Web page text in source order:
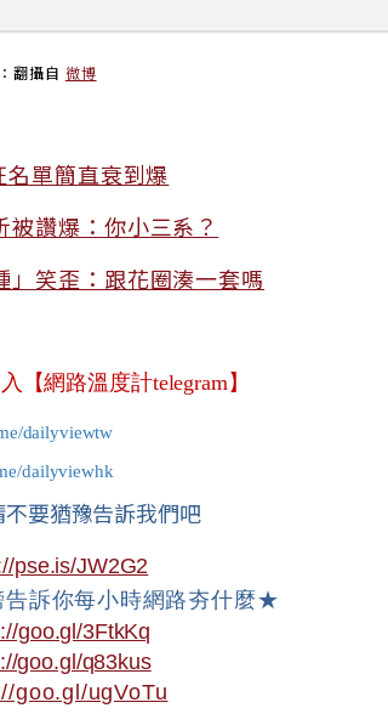
翻攝自 微博
單簡直衰到爆
讚爆：你小三系？
笑歪：跟花圈湊一套嗎
【網路溫度計telegram】
dailyviewtw
dailyviewhk
要猶豫告訴我們吧
pse.is/JW2G2
告訴你每小時網路夯什麼★
goo.gl/3FtkKq
goo.gl/q83kus
goo.gl/ugVoTu